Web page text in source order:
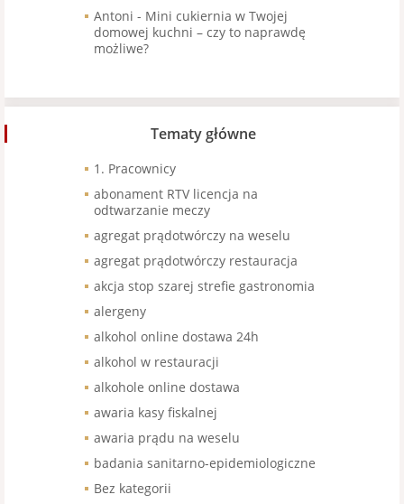
Antoni - Mini cukiernia w Twojej
domowej kuchni – czy to naprawdę
możliwe?
Tematy główne
1. Pracownicy
abonament RTV licencja na
odtwarzanie meczy
agregat prądotwórczy na weselu
agregat prądotwórczy restauracja
akcja stop szarej strefie gastronomia
alergeny
alkohol online dostawa 24h
alkohol w restauracji
alkohole online dostawa
awaria kasy fiskalnej
awaria prądu na weselu
badania sanitarno-epidemiologiczne
Bez kategorii